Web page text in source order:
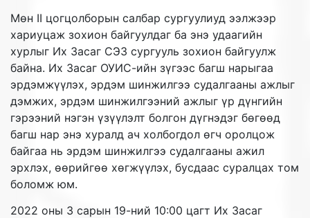
Мөн II цогцолборын салбар сургуулиуд ээлжээр
хариуцаж зохион байгуулдаг ба энэ удаагийн
хурлыг Их Засаг СЭЗ сургууль зохион байгуулж
байна. Их Засаг ОУИС-ийн зүгээс багш нарыгаа
эрдэмжүүлэх, эрдэм шинжилгээ судалгааны ажлыг
дэмжих, эрдэм шинжилгээний ажлыг үр дүнгийн
гэрээний нэгэн үзүүлэлт болгон дүгнэдэг бөгөөд
багш нар энэ хуралд ач холбогдол өгч оролцож
байгаа нь эрдэм шинжилгээ судалгааны ажил
эрхлэх, өөрийгөө хөгжүүлэх, бусдаас суралцах том
боломж юм.
2022 оны 3 сарын 19-ний 10:00 цагт Их Засаг